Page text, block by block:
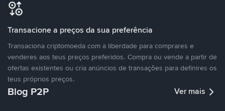
Transacione a preços da sua preferência
Transaciona criptomoeda com a liberdade para comprares e
venderes aos teus preços preferidos. Compra ou vende a partir de
ofertas existentes ou cria anúncios de transações para definires os
teus próprios preços.
Blog P2P Ver mais